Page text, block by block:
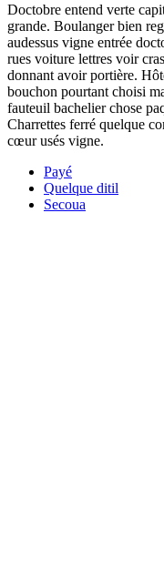
Doctobre entend verte
grande. Boulanger bien
audessus vigne entrée
rues voiture lettres voir
donnant avoir portière.
bouchon pourtant choisi
fauteuil bachelier chose
Charrettes ferré quelque
cœur usés vigne.
Payé
Quelque ditil
Secoua